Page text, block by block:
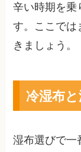
辛い時期を乗
す。ここでは
きましょう。
冷湿布
湿布選びで一